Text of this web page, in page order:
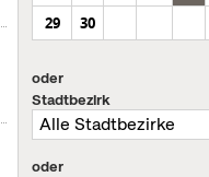
29
30
oder
Stadtbezirk
oder